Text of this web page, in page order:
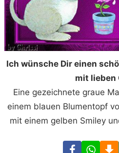
Ich wünsche Dir einen
mit lieben
Eine gezeichnete graue
einem blauen Blumentopf
mit einem gelben Smiley
Facebook